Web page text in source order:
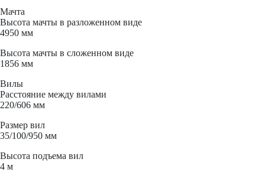
Мачта
Высота мачты в разложенном виде
4950 мм
Высота мачты в сложенном виде
1856 мм
Вилы
Расстояние между вилами
220/606 мм
Размер вил
35/100/950 мм
Высота подъема вил
4 м